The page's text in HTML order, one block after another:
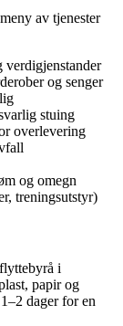
av tjenester
verdigjenstander
og senger
stuing
overlevering
og omegn
treningsutstyr)
i
papir og
dager for en